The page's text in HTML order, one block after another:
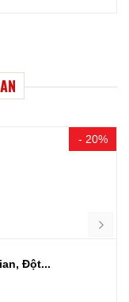
- 20%
Đột...